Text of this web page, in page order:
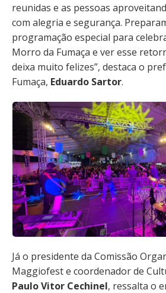
reunidas e as pessoas
com alegria e segurança.
programação especial para
Morro da Fumaça e ver esse
deixa muito felizes”, destaca o
Fumaça, Eduardo Sartor.
Já o presidente da Comissão
Maggiofest e coordenador de
Paulo Vitor Cechinel, ressalta o